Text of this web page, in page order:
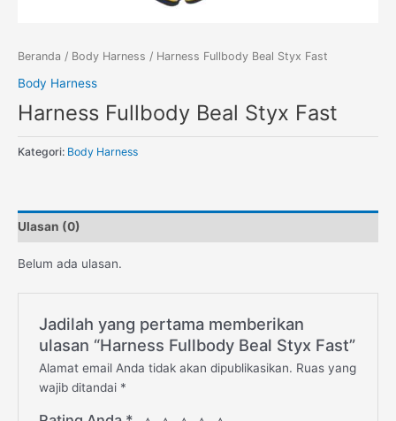
Beranda / Body Harness / Harness Fullbody Beal Styx Fast
Body Harness
Harness Fullbody Beal Styx Fast
Kategori: Body Harness
Ulasan (0)
Belum ada ulasan.
Jadilah yang pertama memberikan
ulasan “Harness Fullbody Beal Styx Fast”
Alamat email Anda tidak akan dipublikasikan. Ruas yang
wajib ditandai *